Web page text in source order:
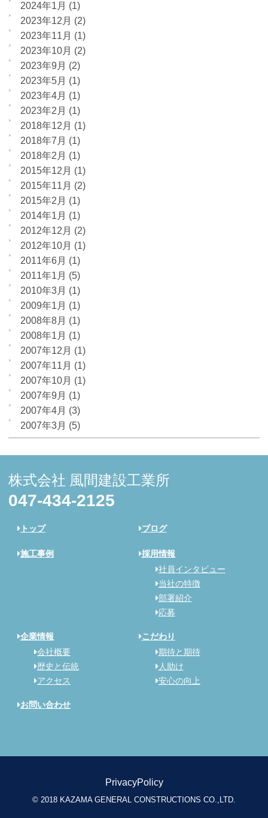
2024年1月 (1)
2023年12月 (2)
2023年11月 (1)
2023年10月 (2)
2023年9月 (2)
2023年5月 (1)
2023年4月 (1)
2023年2月 (1)
2018年12月 (1)
2018年7月 (1)
2018年2月 (1)
2015年12月 (1)
2015年11月 (2)
2015年2月 (1)
2014年1月 (1)
2012年12月 (2)
2012年10月 (1)
2011年6月 (1)
2011年1月 (5)
2010年3月 (1)
2009年1月 (1)
2008年8月 (1)
2008年1月 (1)
2007年12月 (1)
2007年11月 (1)
2007年10月 (1)
2007年9月 (1)
2007年4月 (3)
2007年3月 (5)
株式会社 風間建設工業所
047-434-2125
トップ ブログ
施工事例
採用情報
社員インタビュー
当社の特徴
部署紹介
応募
企業情報
会社概要
歴史と伝統
アクセス
こだわり
期待と期待
人助け
安心の向上
お問い合わせ
PrivacyPolicy
© 2018 KAZAMA GENERAL CONSTRUCTIONS CO.,LTD.